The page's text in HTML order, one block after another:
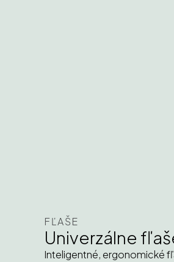
FĽAŠE
Univerzálne
Inteligentné, ergonomické